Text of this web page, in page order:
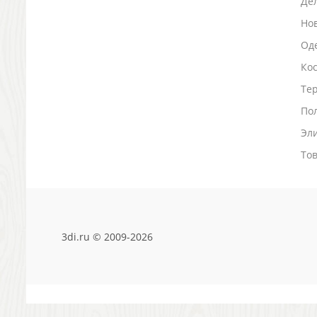
Визитницы настольные
3di.ru © 2009-2026